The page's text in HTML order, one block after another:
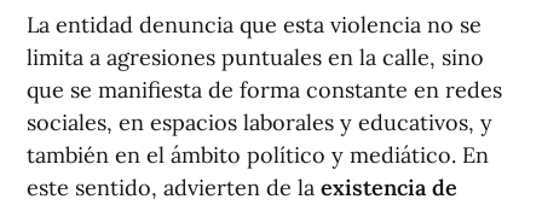
La entidad denuncia que esta violencia no se
limita a agresiones puntuales en la calle, sino
que se manifiesta de forma constante en redes
sociales, en espacios laborales y educativos, y
también en el ámbito político y mediático. En
este sentido, advierten de la existencia de